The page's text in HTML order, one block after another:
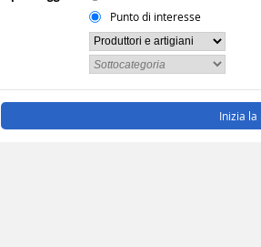
Punto di interesse